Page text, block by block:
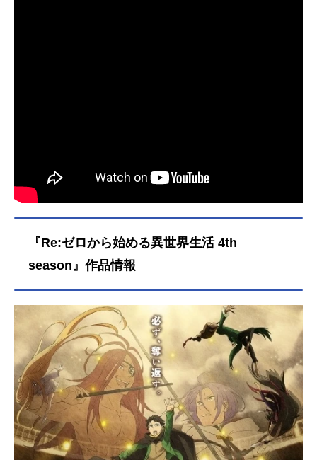
『Re:ゼロから始める異世界生活 4th
season』作品情報